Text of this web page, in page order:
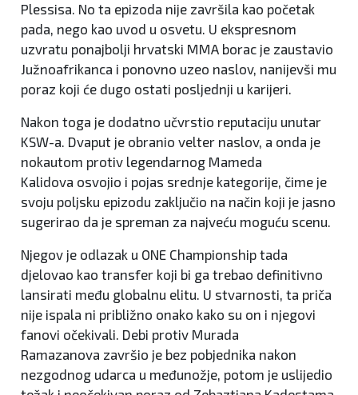
Plessisa. No ta epizoda nije završila kao početak
pada, nego kao uvod u osvetu. U ekspresnom
uzvratu ponajbolji hrvatski MMA borac je zaustavio
Južnoafrikanca i ponovno uzeo naslov, nanijevši mu
poraz koji će dugo ostati posljednji u karijeri.
Nakon toga je dodatno učvrstio reputaciju unutar
KSW-a. Dvaput je obranio velter naslov, a onda je
nokautom protiv legendarnog Mameda
Kalidova osvojio i pojas srednje kategorije, čime je
svoju poljsku epizodu zaključio na način koji je jasno
sugerirao da je spreman za najveću moguću scenu.
Njegov je odlazak u ONE Championship tada
djelovao kao transfer koji bi ga trebao definitivno
lansirati među globalnu elitu. U stvarnosti, ta priča
nije ispala ni približno onako kako su on i njegovi
fanovi očekivali. Debi protiv Murada
Ramazanova završio je bez pobjednika nakon
nezgodnog udarca u međunožje, potom je uslijedio